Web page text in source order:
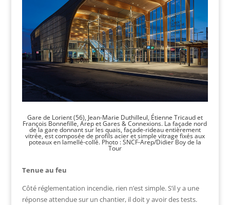
Gare de Lorient (56), Jean-Marie Duthilleul, Étienne Tricaud et
François Bonnefille, Arep et Gares & Connexions. La façade nord
de la gare donnant sur les quais, façade-rideau entièrement
vitrée, est composée de profils acier et simple vitrage fixés aux
poteaux en lamellé-collé. Photo : SNCF-Arep/Didier Boy de la
Tour
Tenue au feu
Côté réglementation incendie, rien n’est simple. S’il y a une
réponse attendue sur un chantier, il doit y avoir des tests.